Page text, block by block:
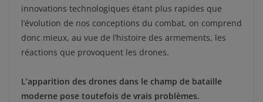
innovations technologiques étant plus rapides que
l’évolution de nos conceptions du combat, on comprend
donc mieux, au vue de l’histoire des armements, les
réactions que provoquent les drones.
L’apparition des drones dans le champ de bataille
moderne pose toutefois de vrais problèmes.